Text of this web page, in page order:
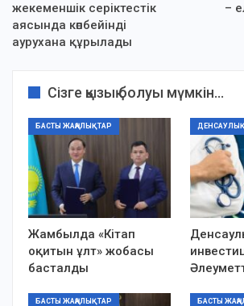
жекеменшік серіктестік
аясында көпбейінді
аурухана құрылады
–
Сізге қызық болуы мүмкін...
БАСТЫ ЖАҢАЛЫҚТАР
Жамбылда «Кітап
оқитын ұлт» жобасы
басталды
БАСТЫ ЖАҢАЛЫҚТАР БАСТЫ